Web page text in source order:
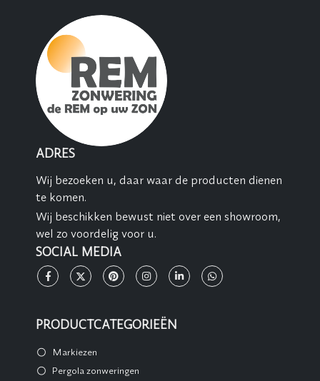
ADRES
Wij bezoeken u, daar waar de producten dienen
te komen.
Wij beschikken bewust niet over een showroom,
wel zo voordelig voor u.
SOCIAL MEDIA
PRODUCTCATEGORIEËN
Markiezen
Pergola zonweringen